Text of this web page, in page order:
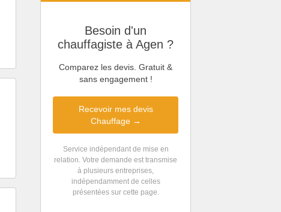
Besoin d'un
chauffagiste à Agen ?
Comparez les devis. Gratuit &
sans engagement !
Recevoir mes devis
Chauffage →
Service indépendant de mise en
relation. Votre demande est transmise
à plusieurs entreprises,
indépendamment de celles
présentées sur cette page.